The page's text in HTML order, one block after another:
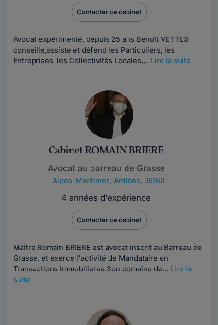
Contacter ce cabinet
Avocat expérimenté, depuis 25 ans Benoît VETTES
conseille,assiste et défend les Particuliers, les
Entreprises, les Collectivités Locales,... Lire la suite
Cabinet ROMAIN BRIERE
Avocat au barreau de Grasse
Alpes-Maritimes, Antibes, 06160
4 années d'expérience
Contacter ce cabinet
Maître Romain BRIERE est avocat inscrit au Barreau de
Grasse, et exerce l'activité de Mandataire en
Transactions Immobilières.Son domaine de... Lire la
suite